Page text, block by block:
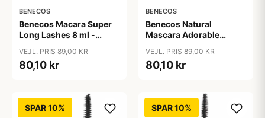
BENECOS
Benecos Macara Super
Long Lashes 8 ml -
VEJL. PRIS 89,00 KR
80,10 kr
BENECOS
Benecos Natural
Mascara Adorable
Ocean
VEJL. PRIS 89,00 KR
80,10 kr
SPAR 10% SPAR 10%